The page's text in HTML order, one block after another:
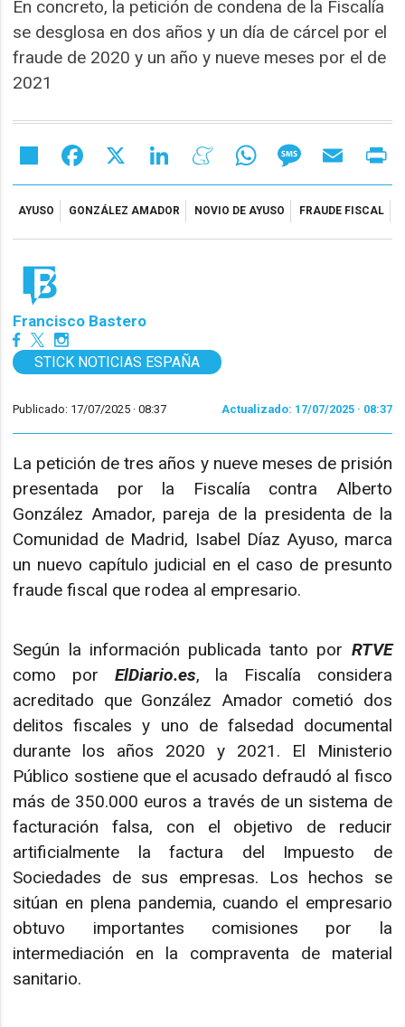
En concreto, la petición de condena de la Fiscalía
se desglosa en dos años y un día de cárcel por el
fraude de 2020 y un año y nueve meses por el de
2021
Share Facebook LinkedIn MeneameWhatsAppMessageEmail
AYUSO GONZÁLEZ AMADOR NOVIO DE AYUSO FRAUDE FISCAL
Francisco Bastero
STICK NOTICIAS ESPAÑA
Publicado: 17/07/2025 ·08:37 Actualizado: 17/07/2025 · 08:37
La petición de tres años y nueve meses de prisión
presentada por la Fiscalía contra Alberto
González Amador, pareja de la presidenta de la
Comunidad de Madrid, Isabel Díaz Ayuso, marca
un nuevo capítulo judicial en el caso de presunto
fraude fiscal que rodea al empresario.
Según la información publicada tanto por RTVE
como por ElDiario.es, la Fiscalía considera
acreditado que González Amador cometió dos
delitos fiscales y uno de falsedad documental
durante los años 2020 y 2021. El Ministerio
Público sostiene que el acusado defraudó al fisco
más de 350.000 euros a través de un sistema de
facturación falsa, con el objetivo de reducir
artificialmente la factura del Impuesto de
Sociedades de sus empresas. Los hechos se
sitúan en plena pandemia, cuando el empresario
obtuvo importantes comisiones por la
intermediación en la compraventa de material
sanitario.